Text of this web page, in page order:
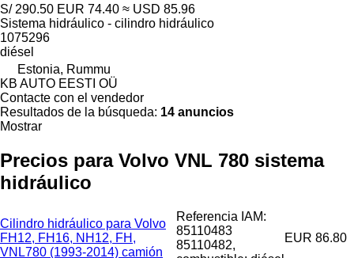
S/ 290.50 EUR 74.40 ≈ USD 85.96
Sistema hidráulico - cilindro hidráulico
1075296
diésel
Estonia, Rummu
KB AUTO EESTI OÜ
Contacte con el vendedor
Resultados de la búsqueda: 14 anuncios
Mostrar
Precios para Volvo VNL 780 sistema
hidráulico
Cilindro hidráulico para Volvo
FH12, FH16, NH12, FH,
VNL780 (1993-2014) camión
Referencia IAM:
85110483
85110482,
EUR 86.80